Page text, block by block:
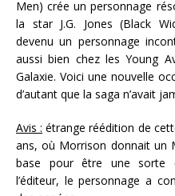
Men) crée un personnage
la star J.G. Jones (Black
devenu un personnage
aussi bien chez les Young
Galaxie. Voici une nouvelle
d’autant que la saga n’avait
Avis : étrange réédition de
ans, où Morrison donnait un
base pour être une sorte
l’éditeur, le personnage a